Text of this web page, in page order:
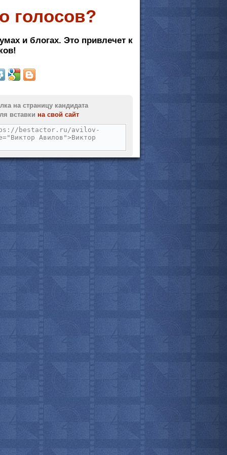
голосов?
и блогах. Это привлечет к
на страницу кандидата
вставки на свой сайт